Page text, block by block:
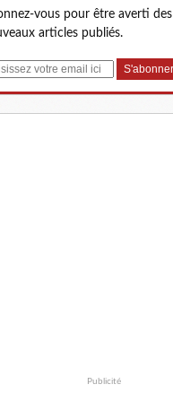
vous pour être averti des
articles publiés.
Publicité